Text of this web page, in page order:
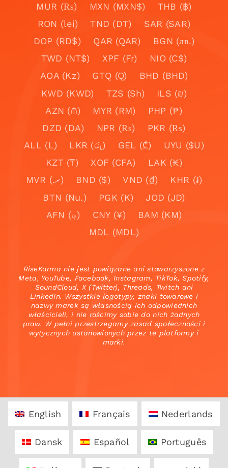
MUR (₨)
MXN (MXN$)
THB (฿)
RON (lei)
TND (DT)
SAR (SAR)
DOP (RD$)
QAR (QAR)
BGN (лв.)
TWD (NT$)
XPF (Fr)
NIO (C$)
AOA (Kz)
GTQ (Q)
BHD (BHD)
KWD (KWD)
TZS (Sh)
ILS (₪)
AZN (₼)
MYR (RM)
PHP (₱)
DZD (DA)
NPR (₨)
PKR (₨)
ALL (L)
LKR (රු) GEL (₾)
UYU ($U)
KZT (₸)
XOF (CFA)
LAK (₭)
MVR (.ރ)
BND ($) VND (₫)
KHR (៛)
BTN (Nu.)
PGK (K)
JOD (JD)
AFN (؋)
CNY (¥)
BAM (KM)
MDL (MDL)
RiseKarma nie jest powiązane ani stowarzyszone z
Meta, YouTube, Facebook, Instagram, TikTok, Spotify,
SoundCloud, X (Twitter), Threads, Twitch ani
LinkedIn. Wszystkie logotypy, znaki towarowe i
nazwy marek są własnością ich odpowiednich
właścicieli, i nie rościmy sobie do nich żadnych
praw. W pełni przestrzegamy zasad społeczności i
wytycznych ustanowionych przez te platformy i
marki.
English Français Nederlands
Dansk Español Português